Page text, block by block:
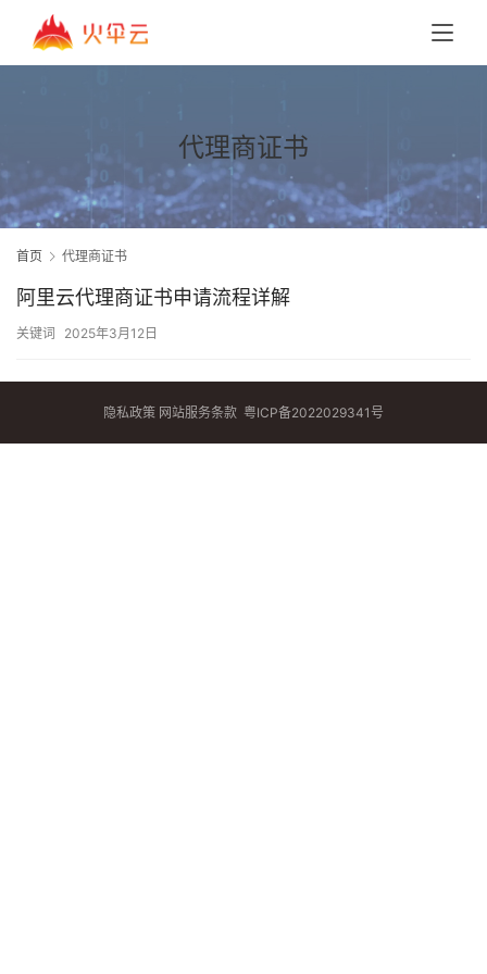
代理商证书
首页 代理商证书
阿里云代理商证书申请流程详解
关键词 2025年3月12日
隐私政策 网站服务条款 粤ICP备2022029341号